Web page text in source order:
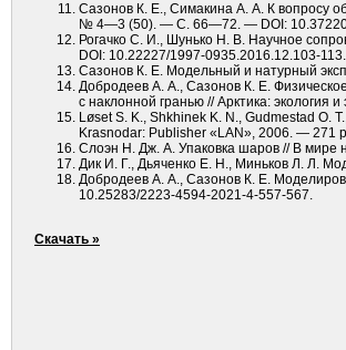
Сазонов К. Е., Симакина А. А. К вопросу
№ 4—3 (50). — С. 66—72. — DOI:
Рогачко С. И., Шунько Н. В. Научное
DOI: 10.22227/1997-0935.2016.12.103-113.
Сазонов К. Е. Модельный и натурный
Добродеев А. А., Сазонов К. Е.
с наклонной гранью // Арктика:
Løset S. K., Shkhinek K. N., Gudmestad O.
Krasnodar: Publisher «LAN», 2006. — 271
Слоэн Н. Дж. А. Упаковка шаров // В
Дик И. Г., Дьяченко Е. Н., Миньков Л. Л.
Добродеев А. А., Сазонов К. Е.
10.25283/2223-4594-2021-4-557-567.
Скачать »